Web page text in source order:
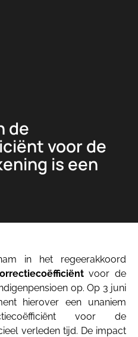
de
voor de
is een
in het regeerakkoord
voor de
op. Op 3 juni
hierover een unaniem
voor de
verleden tijd. De impact